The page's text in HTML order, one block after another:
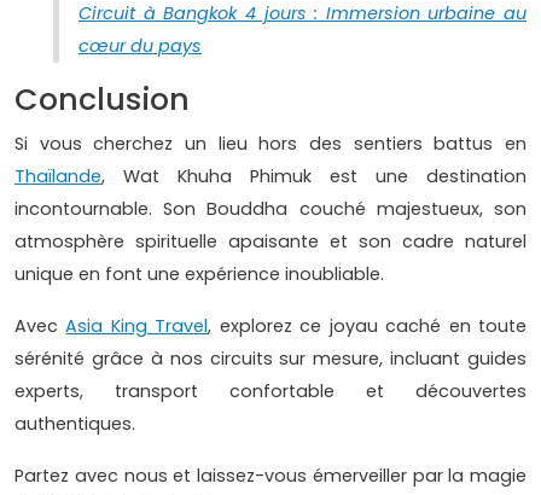
Circuit à Bangkok 4 jours : Immersion urbaine au
cœur du pays
Conclusion
Si vous cherchez un lieu hors des sentiers battus en
Thaïlande, Wat Khuha Phimuk est une destination
incontournable. Son Bouddha couché majestueux, son
atmosphère spirituelle apaisante et son cadre naturel
unique en font une expérience inoubliable.
AvecAsia King Travel, explorez ce joyau caché en toute
sérénité grâce à nos circuits sur mesure, incluant guides
experts, transport confortable et découvertes
authentiques.
Partez avec nous et laissez-vous émerveiller par la magie